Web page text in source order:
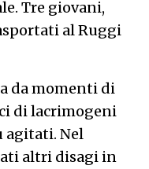
Tre giovani,
al Ruggi
da momenti di
di lacrimogeni
agitati. Nel
altri disagi in